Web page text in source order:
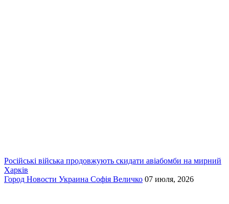
Російські війська продовжують скидати авіабомби на мирний
Харків
Город Новости Украина Софія Величко 07 июля, 2026